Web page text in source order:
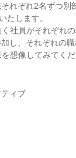
れぞれ2名ずつ別
たします。
社員がそれぞれ
し、それぞれの職
想像してみてくだ
ィブ